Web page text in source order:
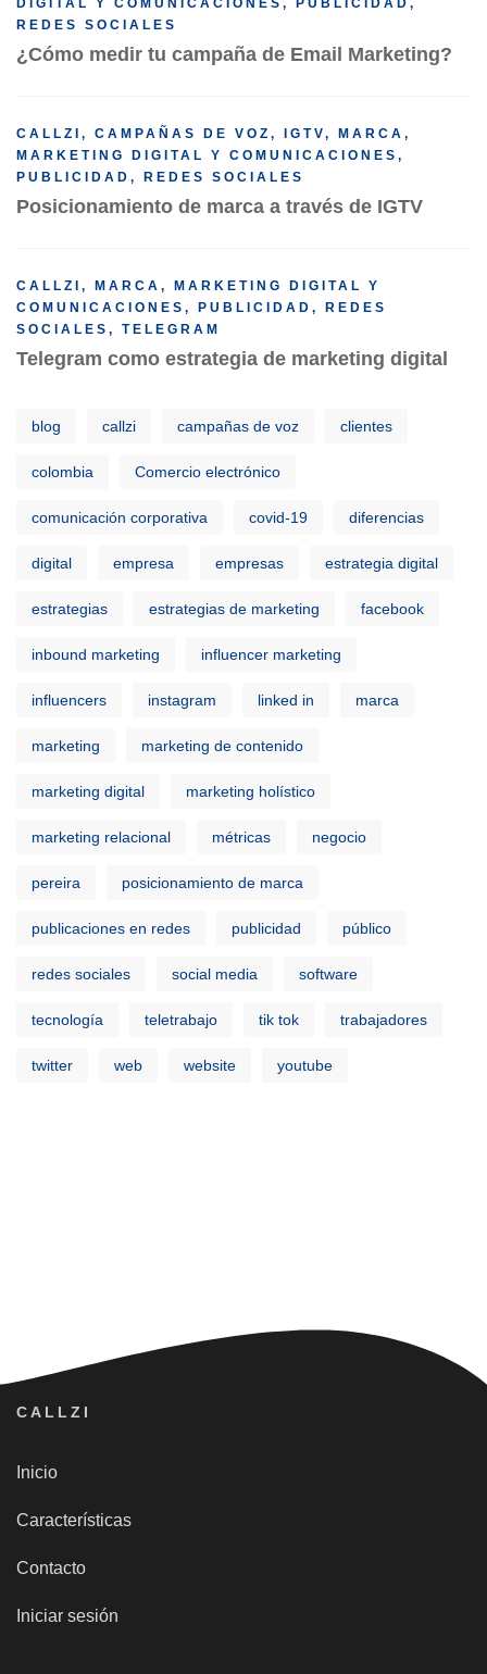
DIGITAL Y COMUNICACIONES , PUBLICIDAD ,
REDES SOCIALES
¿Cómo medir tu campaña de Email Marketing?
CALLZI , CAMPAÑAS DE VOZ , IGTV, MARCA ,
MARKETING DIGITAL Y COMUNICACIONES ,
PUBLICIDAD , REDES SOCIALES
Posicionamiento de marca a través de IGTV
CALLZI , MARCA ,
MARKETING DIGITAL Y
COMUNICACIONES , PUBLICIDAD ,
REDES
SOCIALES , TELEGRAM
Telegram como estrategia de marketing digital
blog callzi campañas de voz clientes
colombia Comercio electrónico
comunicación corporativa covid-19 diferencias
digital empresa empresas estrategia digital
estrategias estrategias de marketing facebook
inbound marketing influencer marketing
influencers instagram linked in marca
marketing marketing de contenido
marketing digital marketing holístico
marketing relacional métricas negocio
pereira posicionamiento de marca
publicaciones en redes publicidad público
redes sociales social media software
tecnología teletrabajo tik tok trabajadores
twitter web website youtube
CALLZI
Inicio
Características
Contacto
Iniciar sesión